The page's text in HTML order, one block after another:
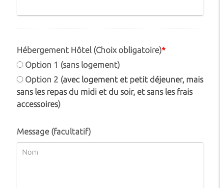
Hébergement Hôtel (Choix obligatoire)*
Option 1 (sans logement)
Option 2 (avec logement et petit déjeuner, mais
sans les repas du midi et du soir, et sans les frais
accessoires)
Message (facultatif)